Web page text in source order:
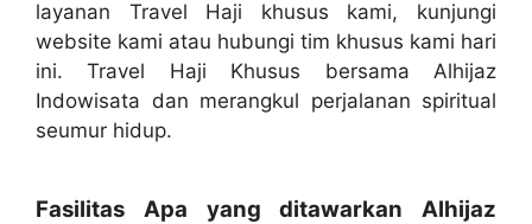
layanan Travel Haji khusus kami, kunjungi
website kami atau hubungi tim khusus kami hari
ini. Travel Haji Khusus bersama Alhijaz
Indowisata dan merangkul perjalanan spiritual
seumur hidup.
Fasilitas Apa yang ditawarkan Alhijaz